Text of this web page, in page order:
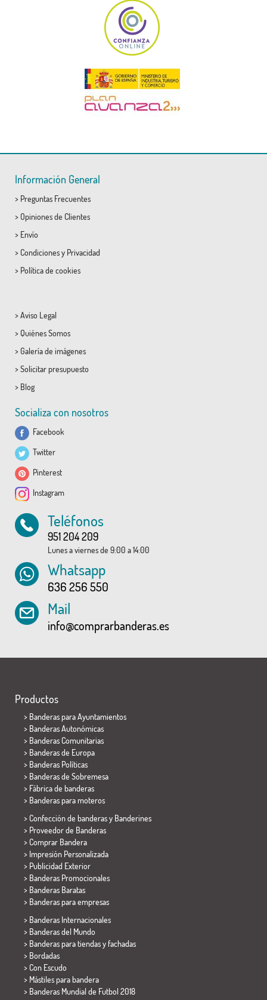
Información General
> Preguntas Frecuentes
> Opiniones de Clientes
> Envío
> Condicionesy Privacidad
> Política de cookies
> Aviso Legal
> Quiénes Somos
> Galería de imágenes
> Solicitar presupuesto
> Blog
Socializa con nosotros
Facebook
Twitter
Pinterest
Instagram
Teléfonos
951 204 209
Lunes a viernes de 9:00 a 14:00
Whatsapp
636 256 550
Mail
info@comprarbanderas.es
Productos
> Banderas para Ayuntamientos
> Banderas Autonómicas
> Banderas Comunitarias
> Banderas de Europa
> Banderas Políticas
> Banderas de Sobremesa
> Fábrica de banderas
> Banderas para moteros
> Confección de banderas y Banderines
> Proveedor de Banderas
> Comprar Bandera
> Impresión Personalizada
> Publicidad Exterior
> Banderas Promocionales
> Banderas Baratas
> Banderas para empresas
> Banderas Internacionales
> Banderas del Mundo
> Banderas para tiendas y fachadas
> Bordadas
> Con Escudo
> Mástiles para bandera
> Banderas Mundial de Futbol 2018